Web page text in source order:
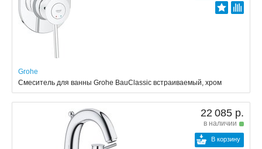
Grohe
Смеситель для ванны Grohe BauClassic встраиваемый, хром
22 085 р.
в наличии
В корзину